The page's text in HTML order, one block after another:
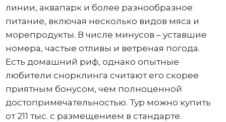
линии, аквапарк и более разнообразное
питание, включая несколько видов мяса и
морепродукты. В числе минусов – уставшие
номера, частые отливы и ветреная погода.
Есть домашний риф, однако опытные
любители снорклинга считают его скорее
приятным бонусом, чем полноценной
достопримечательностью. Тур можно купить
от 211 тыс. с размещением в стандарте.